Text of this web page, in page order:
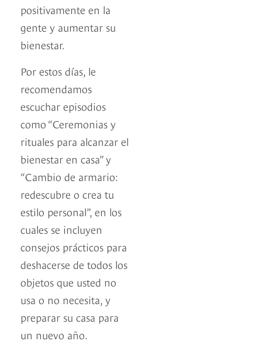
positivamente en la
gente y aumentar su
bienestar.
Por estos días, le
recomendamos
escuchar episodios
como “Ceremonias y
rituales para alcanzar el
bienestar en casa” y
“Cambio de armario:
redescubre o crea tu
estilo personal”, en los
cuales se incluyen
consejos prácticos para
deshacerse de todos los
objetos que usted no
usa o no necesita, y
preparar su casa para
un nuevo año.